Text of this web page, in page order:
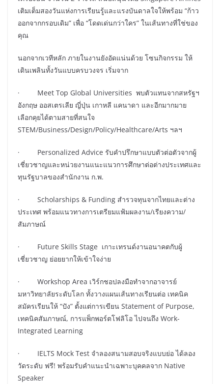
เติมเต็มสองวันแห่งการเรียนรู้และแรงบันดาลใจให้พร้อม “ก้าว
ออกจากกรอบเดิม” เพื่อ “โดดเด่นกว่าใคร” ในเส้นทางที่ใช่ของ
คุณ
นอกจากเวทีหลัก ภายในงานยังอัดแน่นด้วย โซนกิจกรรม ให้
เดินเพลินทั้งวันแบบครบวงจร เริ่มจาก
· Meet Top Global Universities พบตัวแทนจากสหรัฐฯ
อังกฤษ ออสเตรเลีย ญี่ปุ่น เกาหลี แคนาดา และอีกมากมาย
เลือกคุยได้ตามสายที่สนใจ
STEM/Business/Design/Policy/Healthcare/Arts ฯลฯ
· Personalized Advice รับคำปรึกษาแบบตัวต่อตัวจากผู้
เชี่ยวชาญและหน่วยงานแนะแนวการศึกษาต่อต่างประเทศและ
ทุนรัฐบาลของสำนักงาน ก.พ.
· Scholarships & Funding สำรวจทุนจากไทยและต่าง
ประเทศ พร้อมแนวทางการเตรียมแฟ้มผลงาน/เรียงความ/
สัมภาษณ์
· Future Skills Stage เกาะเทรนด์งานอนาคตกับผู้
เชี่ยวชาญ ย่อยยากให้เข้าใจง่าย
· Workshop Area เวิร์กชอปลงมือทำจากอาจารย์
มหาวิทยาลัยระดับโลก ทั้งวางแผนเส้นทางเรียนต่อ เทคนิค
สมัครเรียนให้ “ปัง” ตั้งแต่การเขียน Statement of Purpose,
เทคนิคสัมภาษณ์, การแพ็กพอร์ตโฟลิโอ ไปจนถึง Work-
Integrated Learning
· IELTS Mock Test จำลองสนามสอบจริงแบบย่อ ได้ลอง
วัดระดับ ฟรี! พร้อมรับคำแนะนำเฉพาะบุคคลจาก Native
Speaker